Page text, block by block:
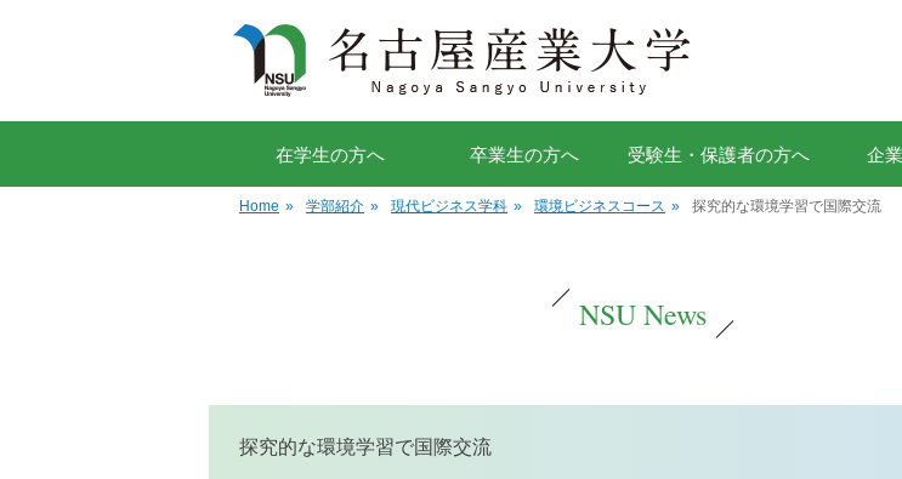
在学生の方へ 卒業生の方へ 受験生・保護者の方へ 企
Home » 学部紹介 » 現代ビジネス学科 » 環境ビジネスコース » 探究的な環境学習で国際交流
NSU News
探究的な環境学習で国際交流